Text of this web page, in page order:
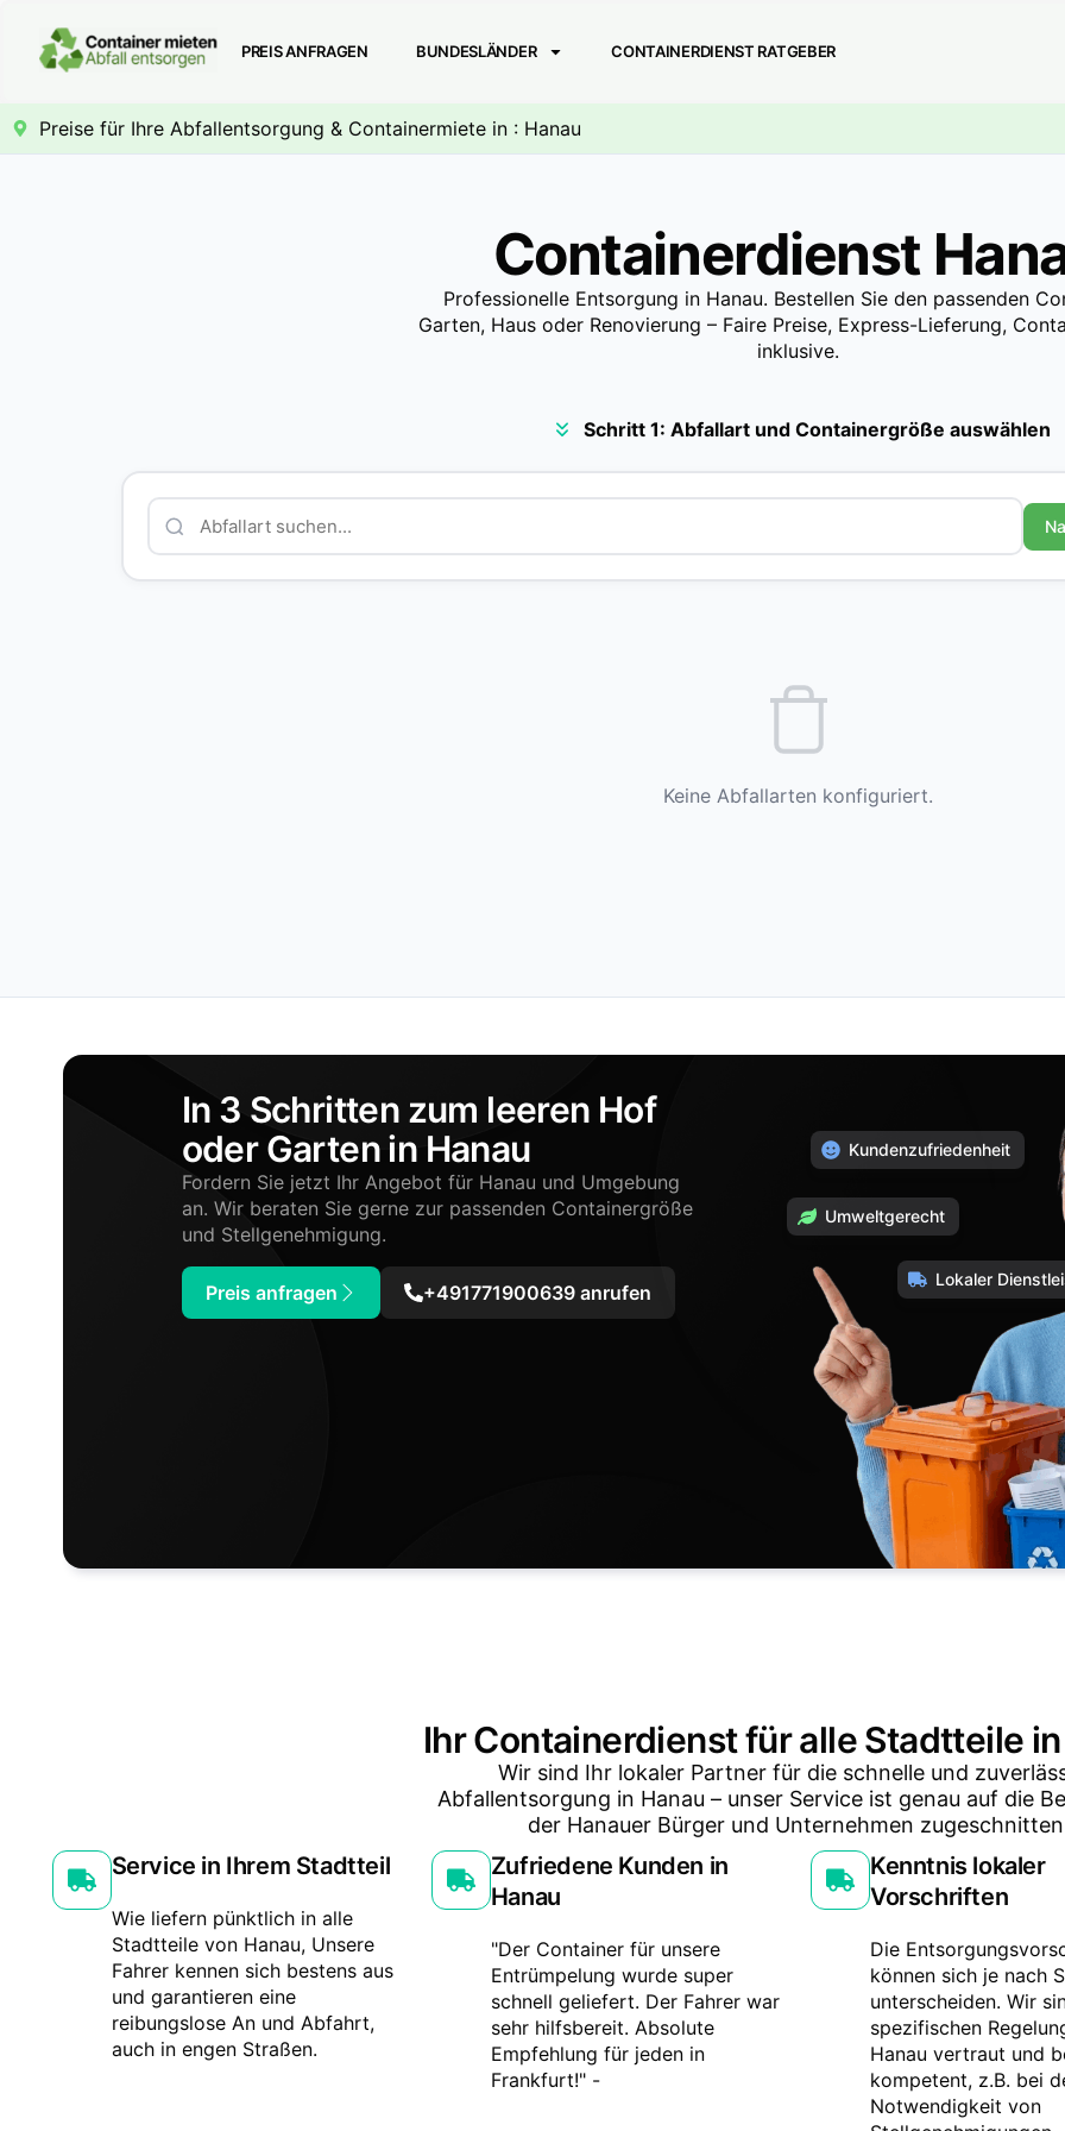
PREIS ANFRAGEN BUNDESLÄNDER CONTAINERDIENST RATGEBER
Preise für Ihre Abfallentsorgung & Containermiete in : Hanau
Containerdienst
Professionelle Entsorgung in Hanau. Bestellen Sie den passenden
Garten, Haus oder Renovierung – Faire Preise, Express-Lieferung,
inklusive.
Schritt 1: Abfallart und Containergröße auswählen
Keine Abfallarten konfiguriert.
In 3 Schritten zum leeren Hof
oder Garten in Hanau
Fordern Sie jetzt Ihr Angebot für Hanau und Umgebung
an. Wir beraten Sie gerne zur passenden Containergröße
und Stellgenehmigung.
Preis anfragen +491771900639 anrufen
Kundenzufriedenheit
Umweltgerecht
Lokaler
Ihr Containerdienst für alle Stadtteile
Wir sind Ihr lokaler Partner für die schnelle und
Abfallentsorgung in Hanau – unser Service ist genau auf die
der Hanauer Bürger und Unternehmen
Service in Ihrem Stadtteil
Wie liefern pünktlich in alle
Stadtteile von Hanau, Unsere
Fahrer kennen sich bestens aus
und garantieren eine
reibungslose An und Abfahrt,
auch in engen Straßen.
Zufriedene Kunden in
Hanau
"Der Container für unsere
Entrümpelung wurde super
schnell geliefert. Der Fahrer war
sehr hilfsbereit. Absolute
Empfehlung für jeden in
Frankfurt!" -
Kenntnis lokaler
Vorschriften
Die
können sich je nach
unterscheiden. Wir
spezifischen
Hanau vertraut und
kompetent, z.B. bei
Notwendigkeit von